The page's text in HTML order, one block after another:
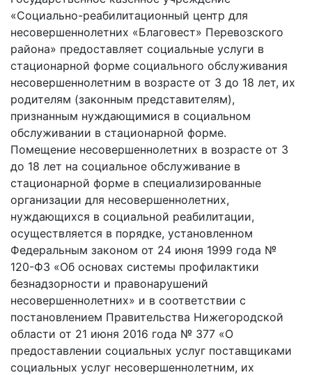
«Социально-реабилитационный центр для
несовершеннолетних «Благовест» Перевозского
района» предоставляет социальные услуги в
стационарной форме социального обслуживания
несовершеннолетним в возрасте от 3 до 18 лет, их
родителям (законным представителям),
признанным нуждающимися в социальном
обслуживании в стационарной форме.
Помещение несовершеннолетних в возрасте от 3
до 18 лет на социальное обслуживание в
стационарной форме в специализированные
организации для несовершеннолетних,
нуждающихся в социальной реабилитации,
осуществляется в порядке, установленном
Федеральным законом от 24 июня 1999 года №
120-ФЗ «Об основах системы профилактики
безнадзорности и правонарушений
несовершеннолетних» и в соответствии с
постановлением Правительства Нижегородской
области от 21 июня 2016 года № 377 «О
предоставлении социальных услуг поставщиками
социальных услуг несовершеннолетним, их